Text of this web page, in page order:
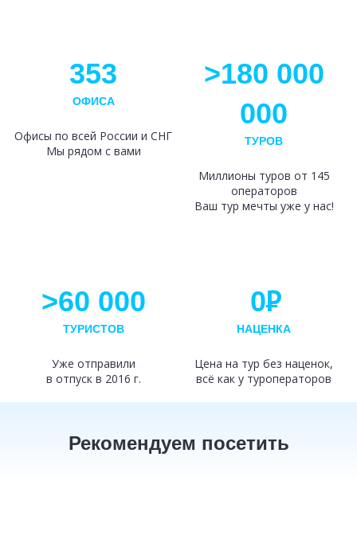
353
ОФИСА
Офисы по всей России и СНГ
Мы рядом с вами
>180 000
000
ТУРОВ
Миллионы туров от 145
операторов
Ваш тур мечты уже у нас!
>60 000
ТУРИСТОВ
Уже отправили
в отпуск в 2016 г.
0Р
НАЦЕНКА
Цена на тур без наценок,
всё как у туроператоров
Рекомендуем посетить